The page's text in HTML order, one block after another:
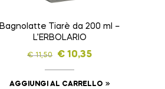
Bagnolatte Tiarè da 200 ml –
L’ERBOLARIO
€11,50 €10,35
AGGIUNGI AL CARRELLO